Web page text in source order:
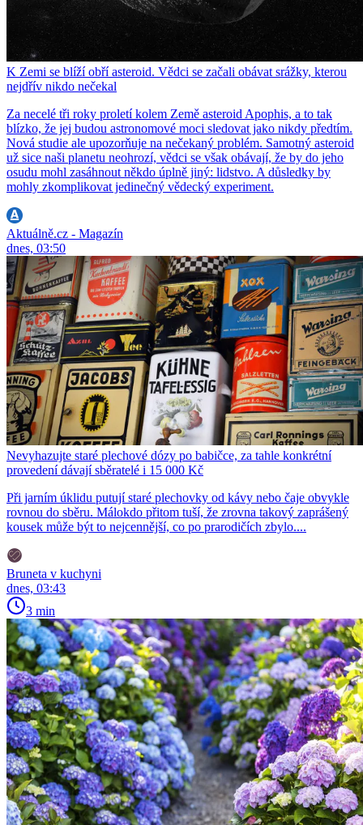
K Zemi se blíží obří asteroid. Vědci se začali obávat srážky, kterou
nejdřív nikdo nečekal
Za necelé tři roky proletí kolem Země asteroid Apophis, a to tak
blízko, že jej budou astronomové moci sledovat jako nikdy předtím.
Nová studie ale upozorňuje na nečekaný problém. Samotný asteroid
už sice naši planetu neohrozí, vědci se však obávají, že by do jeho
osudu mohl zasáhnout někdo úplně jiný: lidstvo. A důsledky by
mohly zkomplikovat jedinečný vědecký experiment.
Aktuálně.cz - Magazín
dnes, 03:50
Nevyhazujte staré plechové dózy po babičce, za tahle konkrétní
provedení dávají sběratelé i 15 000 Kč
Při jarním úklidu putují staré plechovky od kávy nebo čaje obvykle
rovnou do sběru. Málokdo přitom tuší, že zrovna takový zaprášený
kousek může být to nejcennější, co po prarodičích zbylo....
Bruneta v kuchyni
dnes, 03:43
3 min